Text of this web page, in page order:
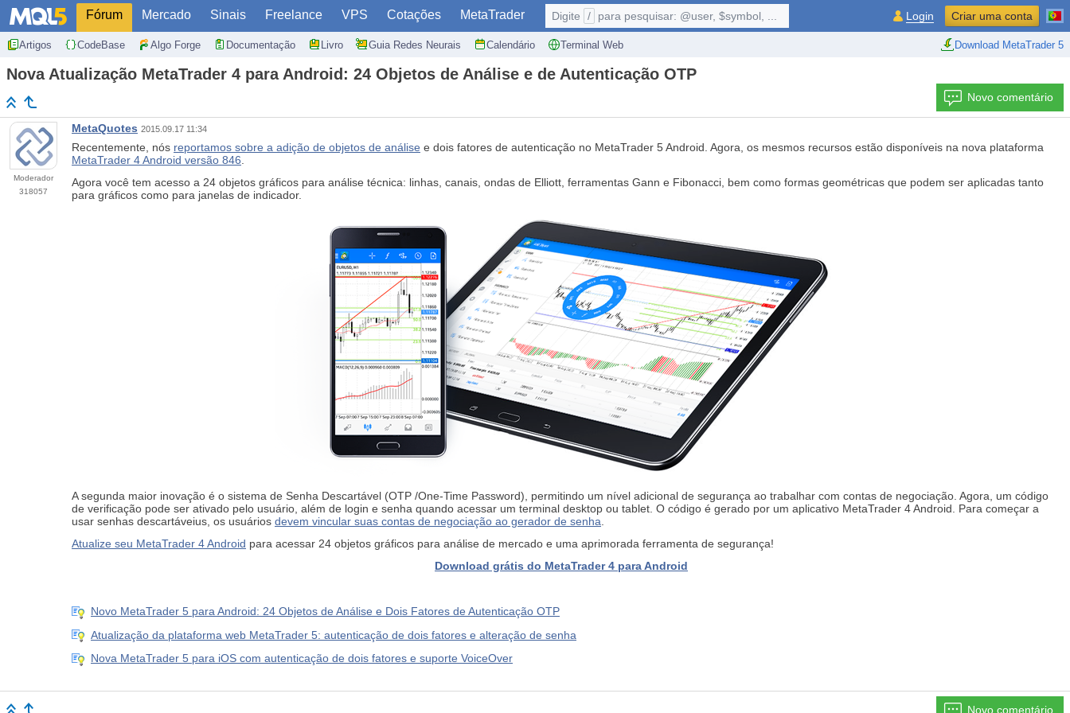
Fórum Mercado Sinais Freelance VPS Cotações MetaTrader
Artigos CodeBase Algo Forge Documentação Livro Guia Redes Neurais Calendário Terminal Web Download MetaTrader 5
Digite / para pesquisar: @user, $symbol, ... Login Criar uma conta
Nova Atualização MetaTrader 4 para Android: 24 Objetos de Análise e de Autenticação OTP
Novo comentário
Moderador
318057
MetaQuotes 2015.09.17 11:34
Recentemente, nós reportamos sobre a adição de objetos de análise e dois fatores de autenticação no MetaTrader 5 Android. Agora, os mesmos recursos estão disponíveis na nova plataforma
MetaTrader 4 Android versão 846.
Agora você tem acesso a 24 objetos gráficos para análise técnica: linhas, canais, ondas de Elliott, ferramentas Gann e Fibonacci, bem como formas geométricas que podem ser aplicadas tanto
para gráficos como para janelas de indicador.
A segunda maior inovação é o sistema de Senha Descartável (OTP /One-Time Password), permitindo um nível adicional de segurança ao trabalhar com contas de negociação. Agora, um código
de verificação pode ser ativado pelo usuário, além de login e senha quando acessar um terminal desktop ou tablet. O código é gerado por um aplicativo MetaTrader 4 Android. Para começar a
usar senhas descartáveius, os usuários devem vincular suas contas de negociação ao gerador de senha.
Atualize seu MetaTrader 4 Android para acessar 24 objetos gráficos para análise de mercado e uma aprimorada ferramenta de segurança!
Download grátis do MetaTrader 4 para Android
Novo MetaTrader 5 para Android: 24 Objetos de Análise e Dois Fatores de Autenticação OTP
Atualização da plataforma web MetaTrader 5: autenticação de dois fatores e alteração de senha
Nova MetaTrader 5 para iOS com autenticação de dois fatores e suporte VoiceOver
Novo comentário